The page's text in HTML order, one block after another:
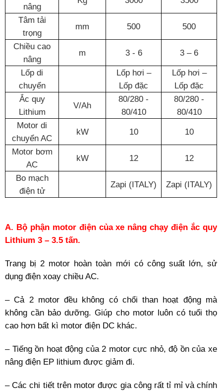
nâng
Tâm tải
trọng
mm 500
500
Chiều cao
nâng
m 3 - 6
3 – 6
Lốp di
chuyển
Lốp hơi –
Lốp đặc
Lốp hơi –
Lốp đặc
Ắc quy
Lithium
V/Ah
80/280 -
80/410
80/280 -
80/410
Motor di
chuyển AC
kW 10
10
Motor bơm
AC
kW 12
12
Bo mạch
điện tử
Zapi (ITALY) Zapi (ITALY)
A. Bộ phận motor điện của xe nâng chạy điện ắc quy
Lithium 3 – 3.5 tấn.
Trang bị 2 motor hoàn toàn mới có công suất lớn, sử
dụng điện xoay chiều AC.
– Cả 2 motor đều không có chổi than hoạt động mà
không cần bảo dưỡng. Giúp cho motor luôn có tuổi thọ
cao hơn bất kì motor điện DC khác.
– Tiếng ồn hoạt động của 2 motor cực nhỏ, độ ồn của xe
nâng điện EP lithium được giảm đi.
– Các chi tiết trên motor được gia công rất tỉ mỉ và chính